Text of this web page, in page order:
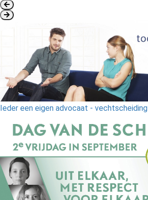
Ieder een eigen advocaat - vechtscheiding